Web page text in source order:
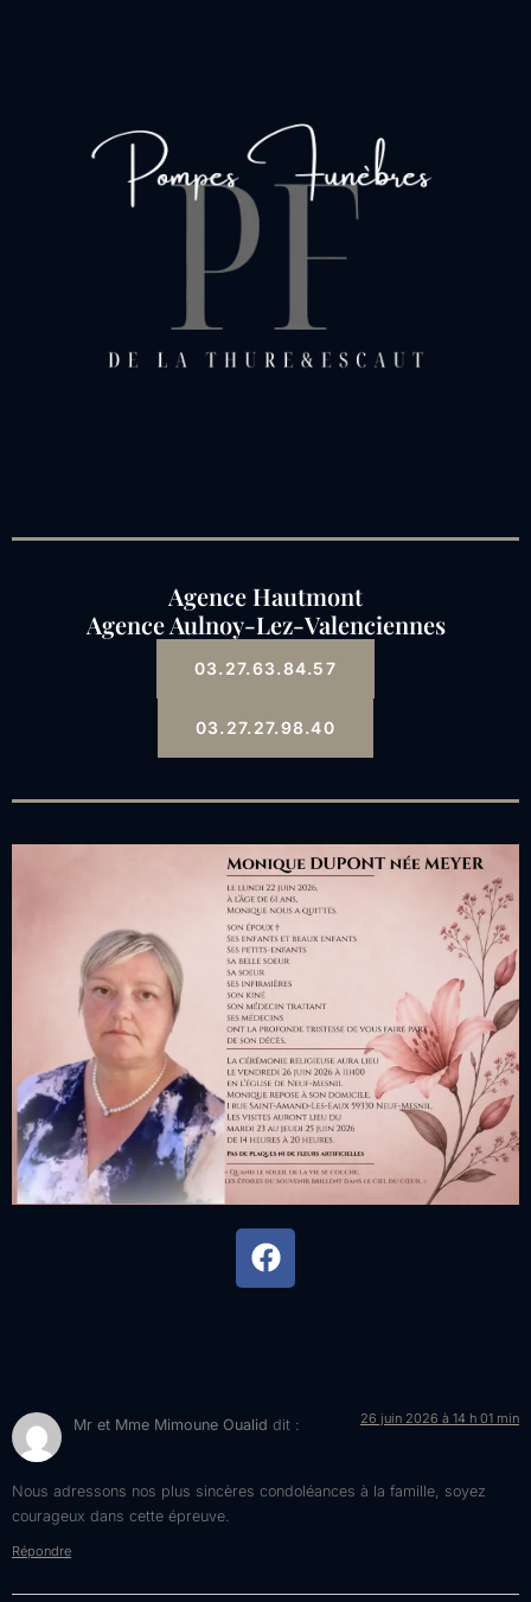
Agence Hautmont
Agence Aulnoy-Lez-Valenciennes
03.27.63.84.57
03.27.27.98.40
Mr et Mme Mimoune Oualid dit : 26 juin 2026 à 14 h 01 min
Nous adressons nos plus sincères condoléances à la famille, soyez
courageux dans cette épreuve.
Répondre